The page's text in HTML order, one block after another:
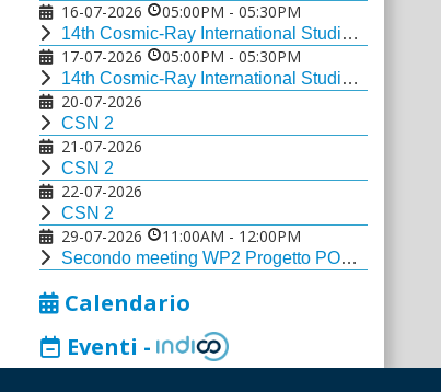
16-07-2026 05:00PM - 05:30PM
14th Cosmic-Ray International Studies and Multi-messenger Astroparticle Conference
17-07-2026 05:00PM - 05:30PM
14th Cosmic-Ray International Studies and Multi-messenger Astroparticle Conference
20-07-2026
CSN 2
21-07-2026
CSN 2
22-07-2026
CSN 2
29-07-2026 11:00AM - 12:00PM
Secondo meeting WP2 Progetto PON ECHO-TWIN Rise
Calendario
Eventi -